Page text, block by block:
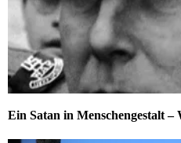
Ein Satan in Menschengestalt –